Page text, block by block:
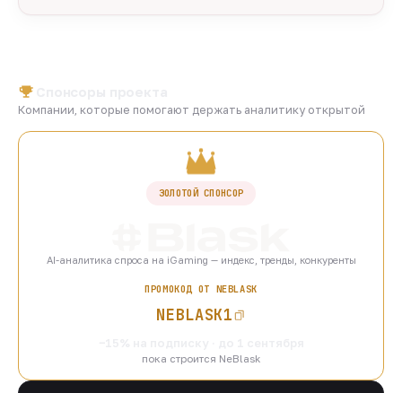
Компании, которые помогают держать аналитику открытой
ЗОЛОТОЙ СПОНСОР
AI-аналитика спроса на iGaming — индекс, тренды, конкуренты
ПРОМОКОД ОТ NEBLASK
NEBLASK1
пока строится NeBlask